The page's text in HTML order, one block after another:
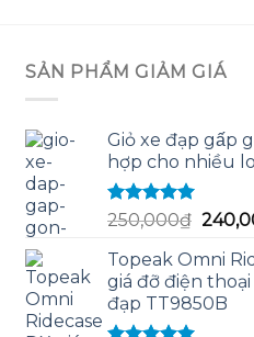
SẢN PHẨM GIẢM GIÁ
Giỏ xe đạp gấp
hợp cho nhiều
Được xếp
hạng
sao
250,000₫ Giá
là:
Topeak Omni
giá đỡ điện
đạp TT9850B